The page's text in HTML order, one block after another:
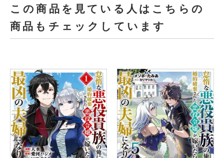
この商品を見ている人はこちらの
商品もチェックしています